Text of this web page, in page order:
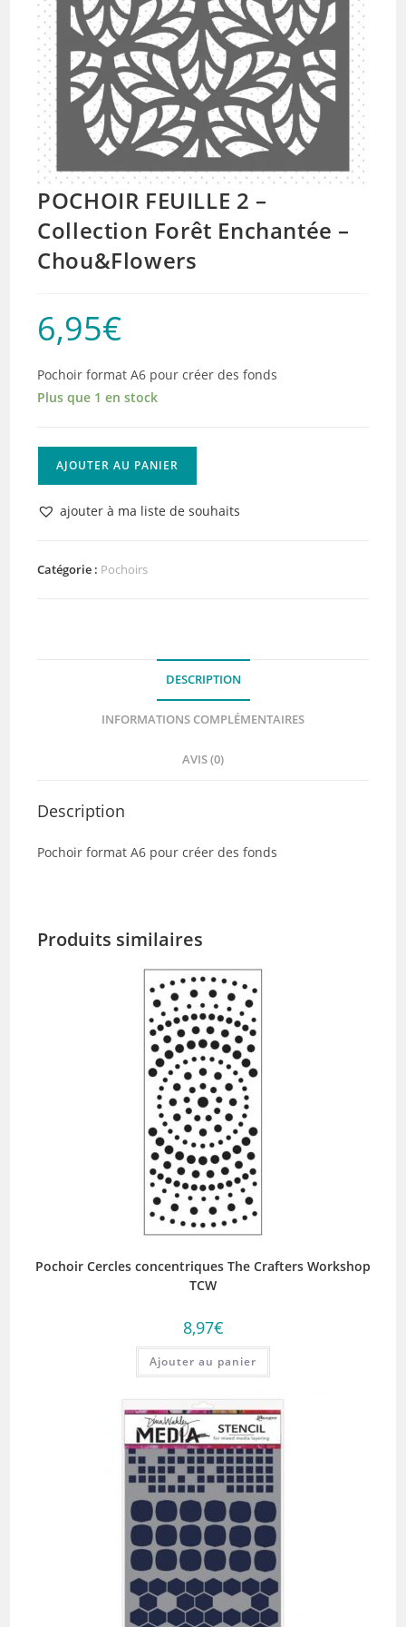
POCHOIR FEUILLE 2 –
Collection Forêt Enchantée –
Chou&Flowers
6,95€
Pochoir format A6 pour créer des fonds
Plus que 1 en stock
POCHOIR
FEUILLE
-
AJOUTER AU PANIER
ajouter à ma liste de souhaits
Catégorie : Pochoirs
DESCRIPTION
INFORMATIONS COMPLÉMENTAIRES
AVIS (0)
Description
Pochoir format A6 pour créer des fonds
Produits similaires
Pochoir Cercles concentriques The Crafters Workshop
TCW
8,97€
Ajouter au panier